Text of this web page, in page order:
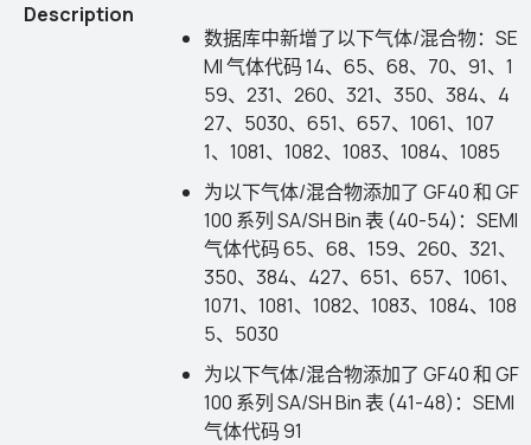
Description
数据库中新增了以下气体/混合物：SE
MI 气体代码 14、65、68、70、91、1
59、231、260、321、350、384、4
27、5030、651、657、1061、107
1、1081、1082、1083、1084、1085
为以下气体/混合物添加了 GF40 和 GF
100 系列 SA/SH Bin 表 (40-54)：SEMI
气体代码 65、68、159、260、321、
350、384、427、651、657、1061、
1071、1081、1082、1083、1084、108
5、5030
为以下气体/混合物添加了 GF40 和 GF
100 系列 SA/SH Bin 表 (41-48)：SEMI
气体代码 91